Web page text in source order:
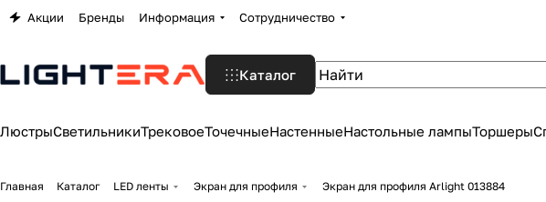
Акции Бренды Информация Сотрудничество
Каталог
ЛюстрыСветильникиТрековоеТочечныеНастенныеНастольные лампыТоршеры
Главная Каталог LED ленты Экран для профиля Экран для профиля Arlight 013884